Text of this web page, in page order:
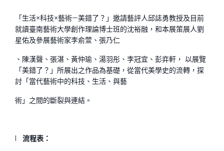
「生活×科技×藝術—美錯了？」邀請藝評人邱誌勇教授及目前
就讀臺南藝術大學創作理論博士班的沈裕融，和本展策展人劉
星佑及參展藝術家李俞萱、張乃仁
、陳漢聲、張湛、黃仲瑜、湯羽彤、李冠宜、彭弈軒， 以展覽
「美錯了？」所展出之作品為基礎，從當代美學史的流轉，探
討「當代藝術中的科技、生活、與藝
術」之間的斷裂與連結。
l 流程表：